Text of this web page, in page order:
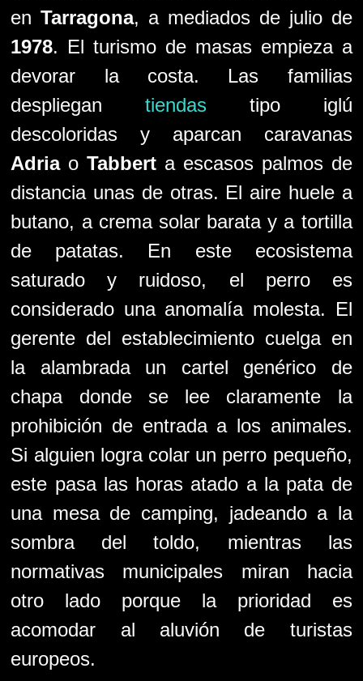
enTarragona, a mediados de julio de
1978. El turismo de masas empieza a
devorar la costa. Las familias
despliegantiendas tipo iglú
descoloridas y aparcan caravanas
AdriaoTabbert a escasos palmos de
distancia unas de otras. El aire huele a
butano, a crema solar barata y a tortilla
de patatas. En este ecosistema
saturado y ruidoso, el perro es
considerado una anomalía molesta. El
gerente del establecimiento cuelga en
la alambrada un cartel genérico de
chapa donde se lee claramente la
prohibición de entrada a los animales.
Si alguien logra colar un perro pequeño,
este pasa las horas atado a la pata de
una mesa de camping, jadeando a la
sombra del toldo, mientras las
normativas municipales miran hacia
otro lado porque la prioridad es
acomodar al aluvión de turistas
europeos.